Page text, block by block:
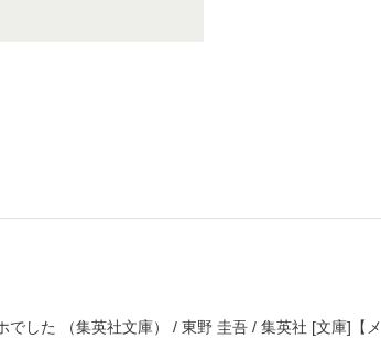
でした （集英社文庫） / 東野 圭吾 / 集英社 [文庫]【メ